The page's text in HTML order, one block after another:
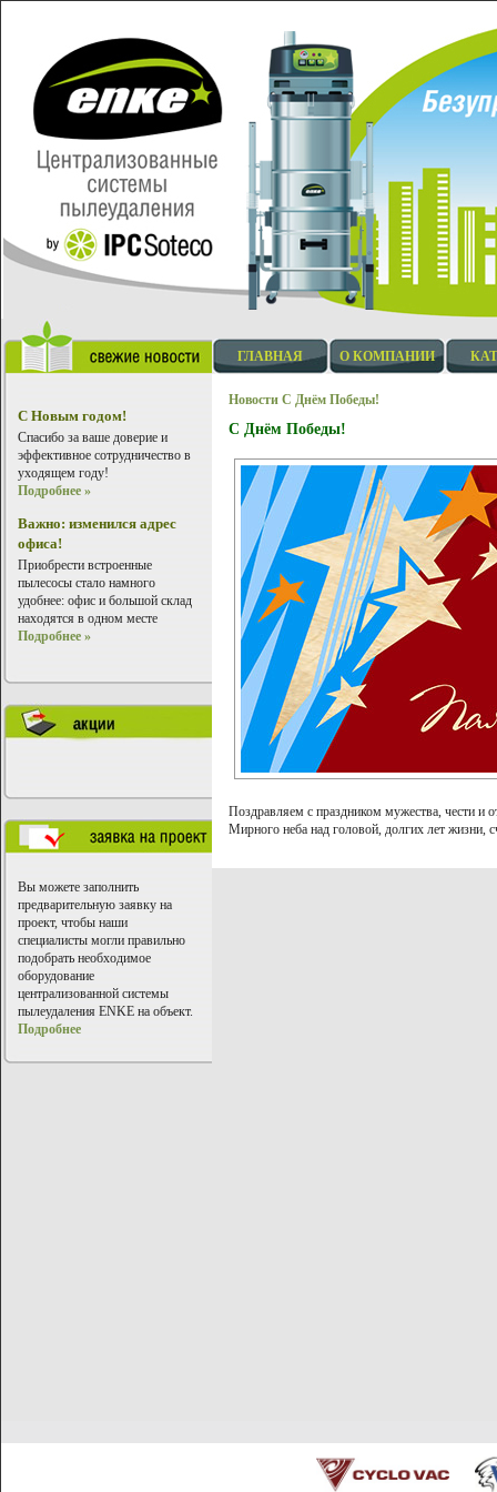
С Новым годом!
Спасибо за ваше доверие и
эффективное сотрудничество в
уходящем году!
Подробнее »
Важно: изменился адрес
офиса!
Приобрести встроенные
пылесосы стало намного
удобнее: офис и большой склад
находятся в одном месте
Подробнее »
Вы можете заполнить
предварительную заявку на
проект, чтобы наши
специалисты могли правильно
подобрать необходимое
оборудование
централизованной системы
пылеудаления ENKE на объект.
Подробнее
ГЛАВНАЯ О КОМПАНИИ
Новости С Днём Победы!
С Днём Победы!
Поздравляем с праздником мужества, чести и
Мирного неба над головой, долгих лет жизни,